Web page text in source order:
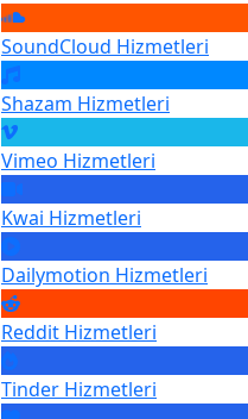
SoundCloud Hizmetleri
Shazam Hizmetleri
Vimeo Hizmetleri
Kwai Hizmetleri
Dailymotion Hizmetleri
Reddit Hizmetleri
Tinder Hizmetleri